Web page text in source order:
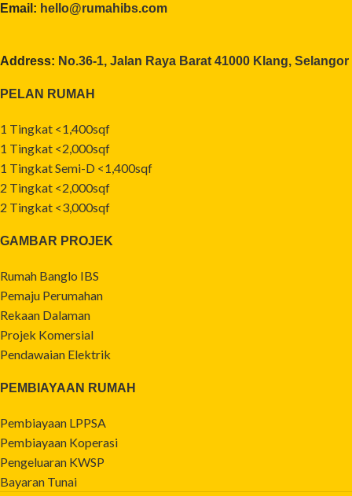
Email: hello@rumahibs.com
Address: No.36-1, Jalan Raya Barat 41000 Klang, Selangor
PELAN RUMAH
1 Tingkat <1,400sqf
1 Tingkat <2,000sqf
1 Tingkat Semi-D <1,400sqf
2 Tingkat <2,000sqf
2 Tingkat <3,000sqf
GAMBAR PROJEK
Rumah Banglo IBS
Pemaju Perumahan
Rekaan Dalaman
Projek Komersial
Pendawaian Elektrik
PEMBIAYAAN RUMAH
Pembiayaan LPPSA
Pembiayaan Koperasi
Pengeluaran KWSP
Bayaran Tunai